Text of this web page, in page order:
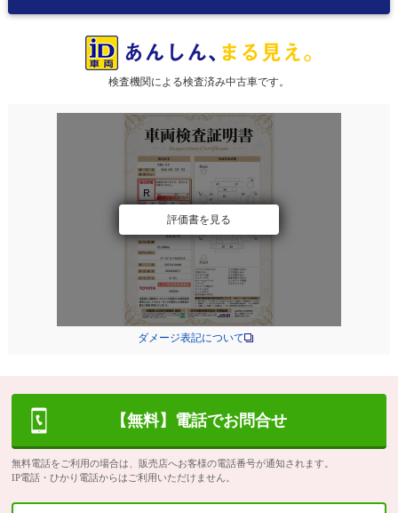
検査機関による検査済み中古車です。
評価書を見る
ダメージ表記について
【無料】電話でお問合せ
無料電話をご利用の場合は、販売店へお客様の電話番号が通知されます。
IP電話・ひかり電話からはご利用いただけません。